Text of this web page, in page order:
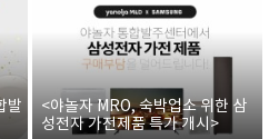
발
<야놀자 MRO, 숙박업소 위한 삼
성전자 가전제품 특가 개시>